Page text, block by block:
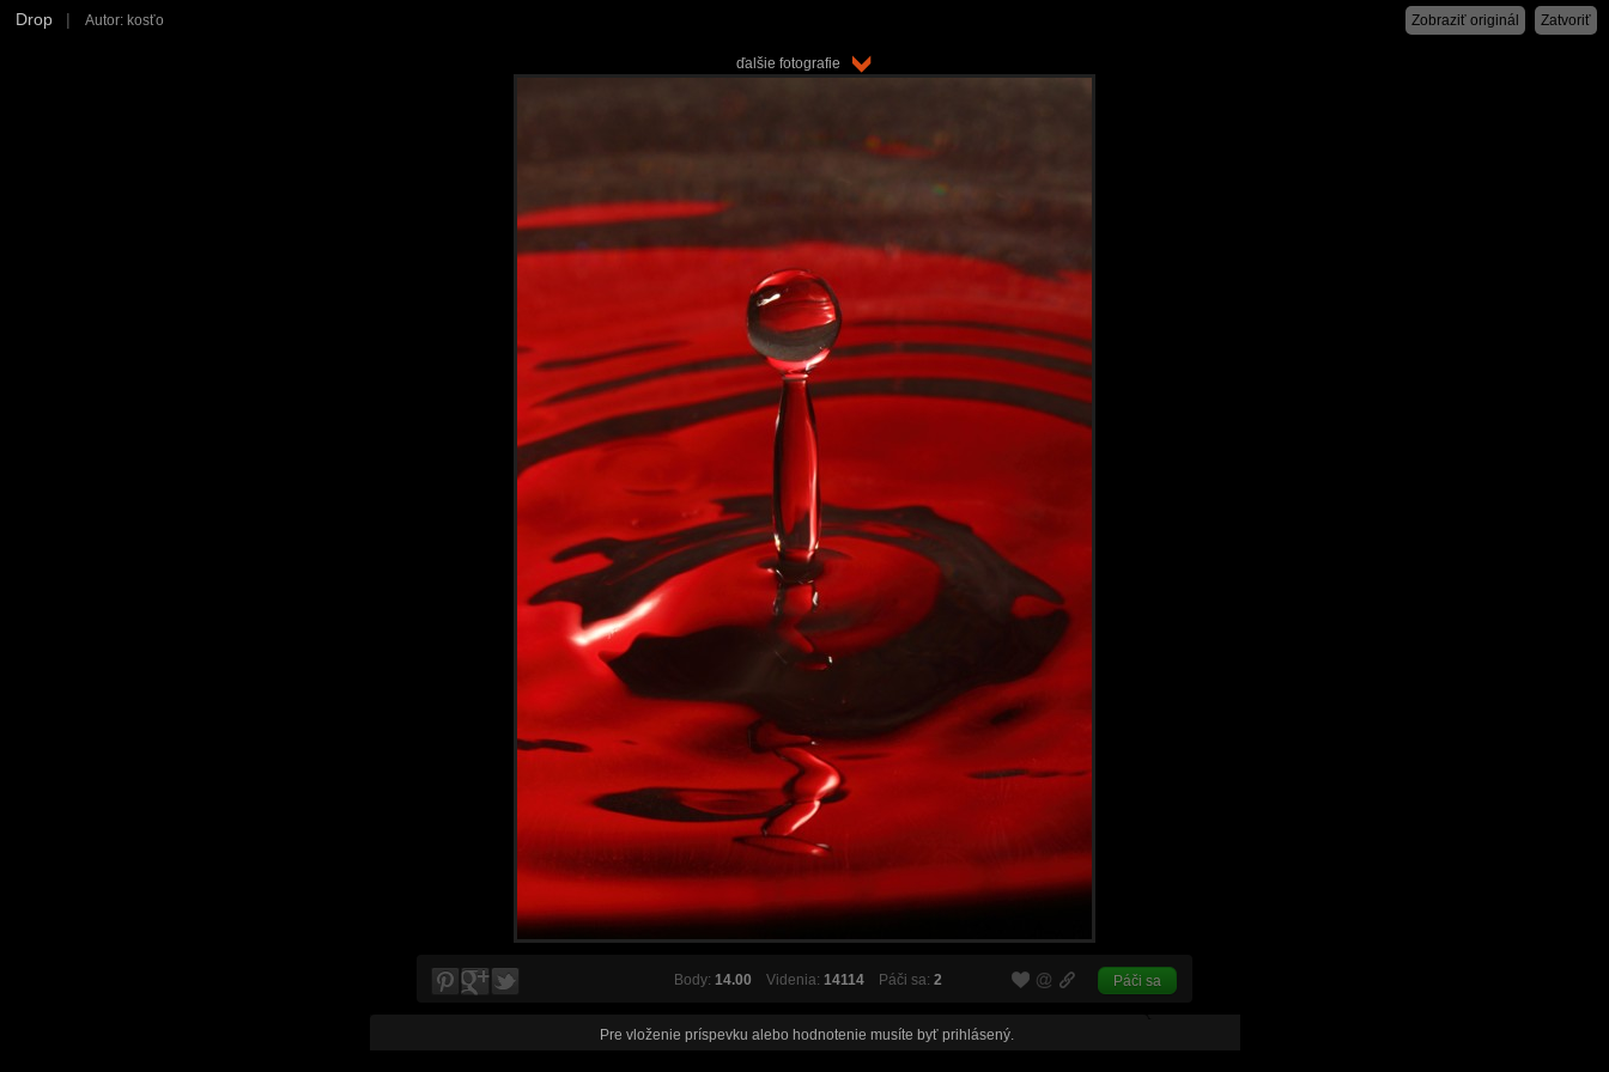
Drop | Autor: kosťo Zatvoriť
Zobraziť originál
ďalšie fotografie
Body: 14.00 Videnia: 14114 Páči sa: 2 Páči sa
Pre vloženie príspevku alebo hodnotenie musíte byť prihlásený.